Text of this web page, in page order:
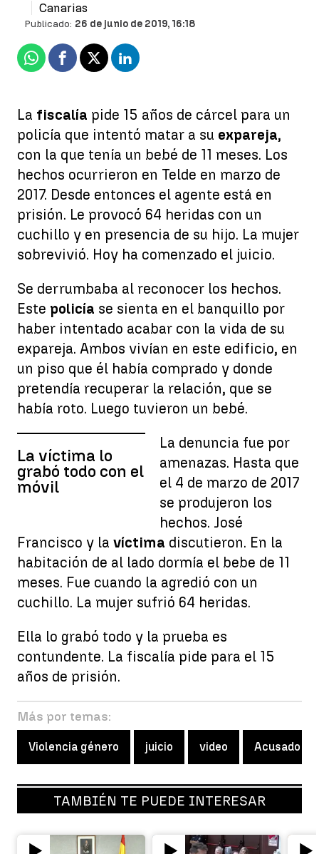
Canarias
Publicado: 26 de junio de 2019, 16:18
WhatsappFacebook
X Linkedin
La fiscalía pide 15 años de cárcel para un
policía que intentó matar a su expareja,
con la que tenía un bebé de 11 meses. Los
hechos ocurrieron en Telde en marzo de
2017. Desde entonces el agente está en
prisión. Le provocó 64 heridas con un
cuchillo y en presencia de su hijo. La mujer
sobrevivió. Hoy ha comenzado el juicio.
Se derrumbaba al reconocer los hechos.
Este policía se sienta en el banquillo por
haber intentado acabar con la vida de su
expareja. Ambos vivían en este edificio, en
un piso que él había comprado y donde
pretendía recuperar la relación, que se
había roto. Luego tuvieron un bebé.
La víctima lo
grabó todo con el
móvil
La denuncia fue por
amenazas. Hasta que
el 4 de marzo de 2017
se produjeron los
hechos. José
Francisco y la víctima discutieron. En la
habitación de al lado dormía el bebe de 11
meses. Fue cuando la agredió con un
cuchillo. La mujer sufrió 64 heridas.
Ella lo grabó todo y la prueba es
contundente. La fiscalía pide para el 15
años de prisión.
Más por temas:
Violencia género juicio video Acusado
TAMBIÉN TE PUEDE INTERESAR